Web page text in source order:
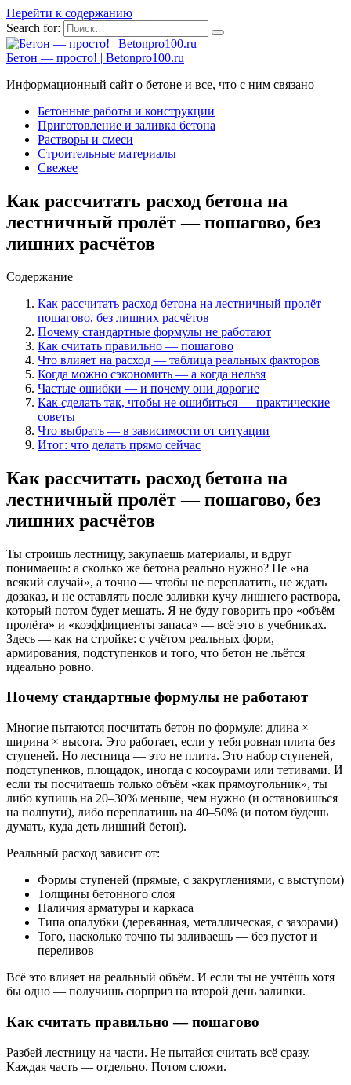
Перейти к содержанию
Search for:
Бетон — просто! | Betonpro100.ru
Информационный сайт о бетоне и все, что с ним связано
Бетонные работы и конструкции
Приготовление и заливка бетона
Растворы и смеси
Строительные материалы
Свежее
Как рассчитать расход бетона на
лестничный пролёт — пошагово, без
лишних расчётов
Содержание
Как рассчитать расход бетона на лестничный пролёт —
пошагово, без лишних расчётов
Почему стандартные формулы не работают
Как считать правильно — пошагово
Что влияет на расход — таблица реальных факторов
Когда можно сэкономить — а когда нельзя
Частые ошибки — и почему они дорогие
Как сделать так, чтобы не ошибиться — практические
советы
Что выбрать — в зависимости от ситуации
Итог: что делать прямо сейчас
Как рассчитать расход бетона на
лестничный пролёт — пошагово, без
лишних расчётов
Ты строишь лестницу, закупаешь материалы, и вдруг
понимаешь: а сколько же бетона реально нужно? Не «на
всякий случай», а точно — чтобы не переплатить, не ждать
дозаказ, и не оставлять после заливки кучу лишнего раствора,
который потом будет мешать. Я не буду говорить про «объём
пролёта» и «коэффициенты запаса» — всё это в учебниках.
Здесь — как на стройке: с учётом реальных форм,
армирования, подступенков и того, что бетон не льётся
идеально ровно.
Почему стандартные формулы не работают
Многие пытаются посчитать бетон по формуле: длина ×
ширина × высота. Это работает, если у тебя ровная плита без
ступеней. Но лестница — это не плита. Это набор ступеней,
подступенков, площадок, иногда с косоурами или тетивами. И
если ты посчитаешь только объём «как прямоугольник», ты
либо купишь на 20–30% меньше, чем нужно (и остановишься
на полпути), либо переплатишь на 40–50% (и потом будешь
думать, куда деть лишний бетон).
Реальный расход зависит от:
Формы ступеней (прямые, с закруглениями, с выступом)
Толщины бетонного слоя
Наличия арматуры и каркаса
Типа опалубки (деревянная, металлическая, с зазорами)
Того, насколько точно ты заливаешь — без пустот и
переливов
Всё это влияет на реальный объём. И если ты не учтёшь хотя
бы одно — получишь сюрприз на второй день заливки.
Как считать правильно — пошагово
Разбей лестницу на части. Не пытайся считать всё сразу.
Каждая часть — отдельно. Потом сложи.